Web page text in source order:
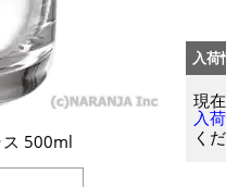
ス 500ml
入荷
現
入
く